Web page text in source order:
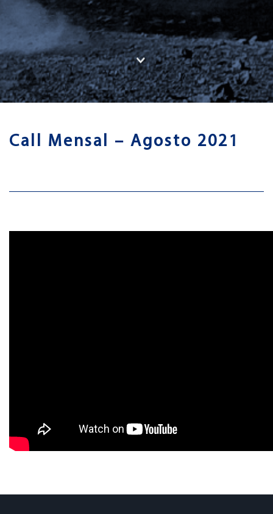
Call Mensal – Agosto 2021